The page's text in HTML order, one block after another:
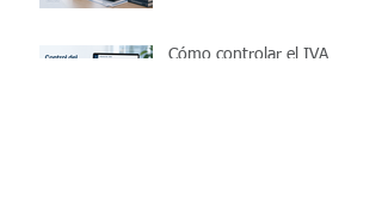
Cómo controlar el IVA